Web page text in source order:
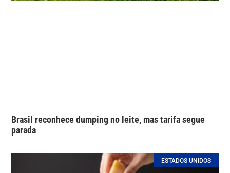
Brasil reconhece dumping no leite, mas tarifa segue
parada
ESTADOS UNIDOS